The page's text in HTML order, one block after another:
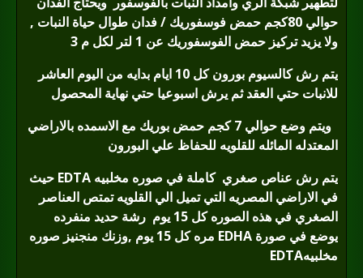
حوالي 80كجم حمض فوسفوريك / فدان طوال حياة النبات ,
ولا يزيد تركيز حمض الفوسفوريك عن 1 لتر لكل م 3
يتم رش كالسيوم بورون كل 10 ايام بدايه من اليوم العاشر
للانبات حتي العقد ثم يرش اسبوعيا حتي نهاية المحصول
ويتم وضع حوالي 7 كجم حمض بوريك مع الاسمده بالاراضي
المعتدله المائله للقلويه للحفاظ علي البورون
يتم رش عناص صغري كاملة في صوره مخلبيه EDTA حيث
في الاراضي المصريه التي تميل الي القلويه تمتص العناصر
الصغري في هذه الصوره كل 15 يوم
رشة حديد منفرده
يوضع في صورة EDHA
مره كل 15 يوم ,وزنك منجنيز صوره
مخلبيهEDTA